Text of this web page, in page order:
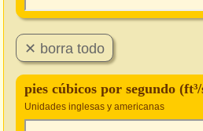
pies cúbicos por segundo
Unidades inglesas y americanas